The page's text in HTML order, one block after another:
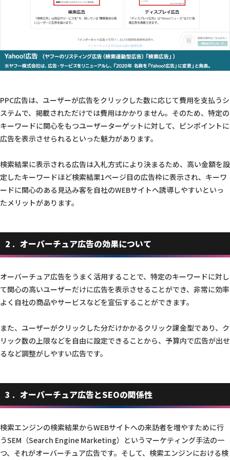
PPC広告は、ユーザーが広告をクリックした数に応じて費用を支払うシ
ステムで、掲載されただけでは費用はかかりません。そのため、特定の
キーワードに関心をもつユーザーターゲットに対して、ピンポイントに
広告を表示させられるといった魅力があります。
検索結果に表示される広告は入札方式により決まるため、高い金額を設
定したキーワードほど検索結果1ページ目の広告枠に表示され、キーワ
ードに関心のある見込み客を自社のWEBサイトへ誘導しやすいといっ
たメリットがあります。
2 オーバーチュア広告の効果について
オーバーチュア広告をうまく活用することで、特定のキーワードに対し
て関心の高いユーザーだけに広告を表示させることができ、非常に効率
よく自社の商品やサービスなどを宣伝することができます。
また、ユーザーがクリックした分だけかかるクリック課金型であり、ク
リック数の上限などを自由に設定できることから、予算内で広告が出せ
るなど調整がしやすい広告です。
3 オーバーチュア広告とSEOの関係性
検索エンジンの検索結果からWEBサイトへの来訪者を増やすために行
うSEM（Search Engine Marketing）というマーケティング手法の一
つ、それがオーバーチュア広告です。そして、検索エンジンにおける検